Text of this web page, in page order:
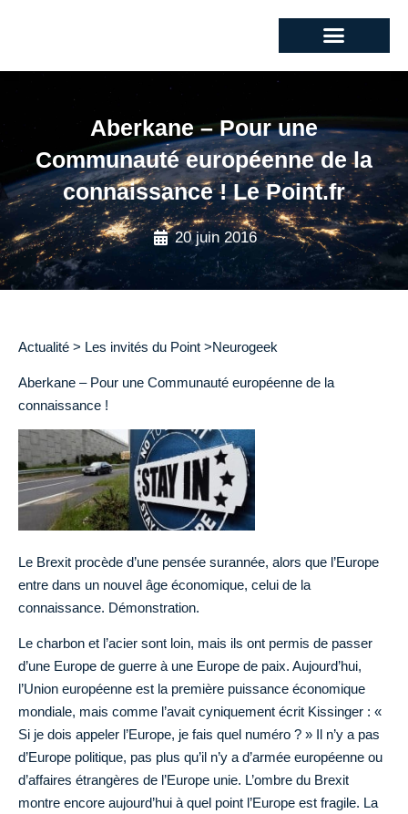
Aberkane – Pour une
Communauté européenne de la
connaissance ! Le Point.fr
20 juin 2016
Actualité > Les invités du Point >Neurogeek
Aberkane – Pour une Communauté européenne de la
connaissance !
Le Brexit procède d’une pensée surannée, alors que l’Europe
entre dans un nouvel âge économique, celui de la
connaissance. Démonstration.
Le charbon et l’acier sont loin, mais ils ont permis de passer
d’une Europe de guerre à une Europe de paix. Aujourd’hui,
l’Union européenne est la première puissance économique
mondiale, mais comme l’avait cyniquement écrit Kissinger : «
Si je dois appeler l’Europe, je fais quel numéro ? » Il n’y a pas
d’Europe politique, pas plus qu’il n’y a d’armée européenne ou
d’affaires étrangères de l’Europe unie. L’ombre du Brexit
montre encore aujourd’hui à quel point l’Europe est fragile. La